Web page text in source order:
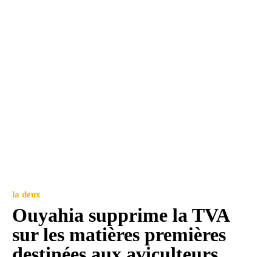
la deux
Ouyahia supprime la TVA
sur les matières premières